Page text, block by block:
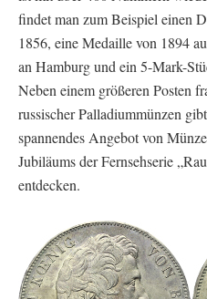
findet man zum Beispiel einen
1856, eine Medaille von 1894
an Hamburg und ein 5-Mark-
Neben einem größeren Posten
russischer Palladiummünzen
spannendes Angebot von
Jubiläums der Fernsehserie
entdecken.